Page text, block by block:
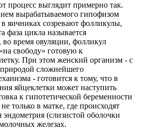
процесс выглядит примерно так.
вырабатываемого гипофизом
яичниках созревают фолликулы,
фаза цикла называется
время овуляции, фолликул
свободу» готовую к
При этом женский организм - с
сложнейшего
- готовится к тому, что в
яйцеклетки может наступить
к гипотетической беременности
только в матке, где происходят
(слизистой оболочки
железах.